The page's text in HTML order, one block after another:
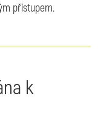
přístupem.
k